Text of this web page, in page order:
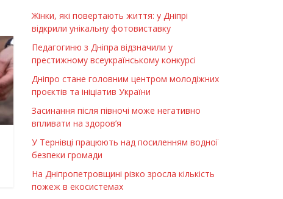
Жінки, які повертають життя: у Дніпрі
відкрили унікальну фотовиставку
Педагогиню з Дніпра відзначили у
престижному всеукраїнському конкурсі
Дніпро стане головним центром молодіжних
проєктів та ініціатив України
Засинання після півночі може негативно
впливати на здоров’я
У Тернівці працюють над посиленням водної
безпеки громади
На Дніпропетровщині різко зросла кількість
пожеж в екосистемах